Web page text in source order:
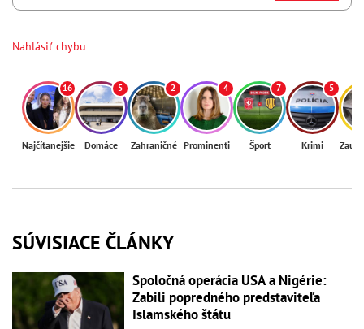
Nahlásiť chybu
16
Najčítanejšie
5
Domáce
2
Zahraničné
4
Prominenti
7
Šport
5
Krimi
SÚVISIACE ČLÁNKY
Spoločná operácia USA a Nigérie:
Zabili popredného predstaviteľa
Islamského štátu